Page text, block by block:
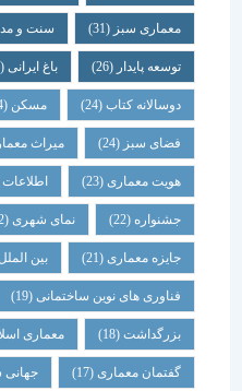
معماری سبز(31) سنت و مدرنیته(30)
توسعه پایدار(26) باغ ایرانی(26)
دوسالانه کتاب(24) مسکن (24)
فضای سبز(24) میراث معماری (23)
هویت معماری (23) اطلاعات تاریخی
جشنواره(22) نمای شهری(22)
جایزه معماری (21) بین الملل(21)
فناوری های نوین ساختمانی(19)
بزرگداشت (18) معماری اسلامی(18)
گفتمان معماری (17) جهانی شدن(17)